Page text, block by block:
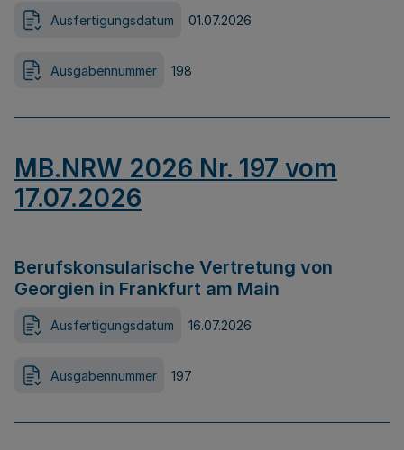
Ausfertigungsdatum 01.07.2026
Ausgabennummer 198
MB.NRW 2026 Nr. 197 vom
17.07.2026
Berufskonsularische Vertretung von
Georgien in Frankfurt am Main
Ausfertigungsdatum 16.07.2026
Ausgabennummer 197